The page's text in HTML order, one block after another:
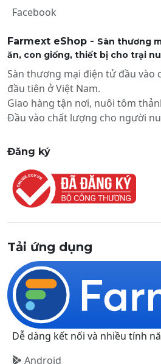
Facebook
Farmext eShop - Sàn thương
ăn, con giống, thiết bị cho trại
Sàn thương mại điện tử đầu vào
đầu tiên ở Việt Nam.
Giao hàng tận nơi, nuôi tôm
Đầu vào chất lượng cho người
Đăng ký
Tải ứng dụng
Dễ dàng kết nối và nhiều tính
Android